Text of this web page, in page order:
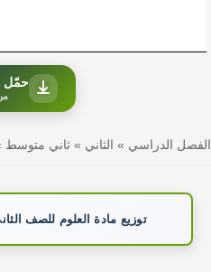
حمّل
الفصل الدراسي » الثاني » ثاني متوسط
توزيع مادة العلوم للصف